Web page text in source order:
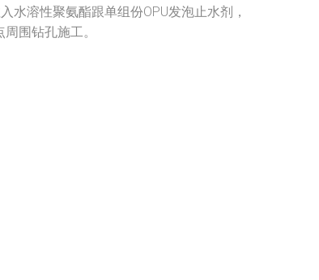
溶性聚氨酯跟单组份OPU发泡止水剂，
围钻孔施工。